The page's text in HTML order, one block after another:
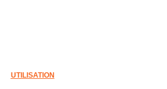
UTILISATION